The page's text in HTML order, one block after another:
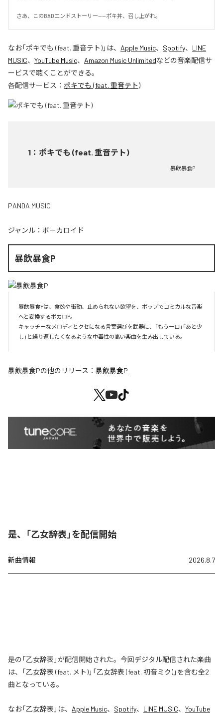
さあ、このBADエンドストーリー——ポキ丼、召し上がれ。
なお「ポキでも (feat. 重音テト)」は、 Apple Music、 Spotify、 LINE
MUSIC、 YouTube Music、 Amazon Music Unlimitedなどの音楽配信サ
ービスで聴くことができる。
各配信サービス： ポキでも (feat. 重音テト)
1 ： ポキでも (feat. 重音テト)
暴飲暴食P
PANDA MUSIC
ジャンル： ボーカロイド
暴飲暴食P
暴飲暴食Pは、食欲や衝動、止められない欲望を、ポップでコミカルな音楽
へと変換するボカロP。
キャッチーなメロディとクセになる言葉選びを武器に、「もう一口」「あと少
し」と繰り返したくなるような中毒性の高い楽曲を生み出している。
暴飲暴食Pの他のリリース： 暴飲暴食P
是、「乙女辞表」を配信開始
新曲情報 2026.8.7
是の「乙女辞表」が配信開始された。今回デジタル配信された楽曲
は、「乙女辞表 (feat. メト)」「乙女辞表 (feat. 初音ミク)」を含む全2
曲となっている。
なお「乙女辞表 」は、 Apple Music、 Spotify、 LINE MUSIC、 YouTube